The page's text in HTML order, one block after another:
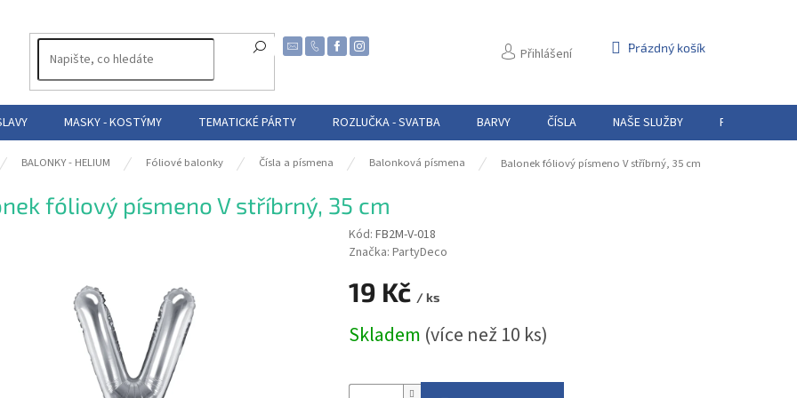
Přihlášení
NÁKUPNÍ
Prázdný košík
MASKY - KOSTÝMY TEMATICKÉ PÁRTY ROZLUČKA - SVATBA BARVY ČÍSLA NAŠE SLUŽBY PŮJČOVNA
BALONKY - HELIUM Fóliové balonky Čísla a písmena Balonková písmena Balonek fóliový písmeno V stříbrný, 35 cm
fóliový písmeno V stříbrný, 35 cm
Kód: FB2M-V-018
Značka: PartyDeco
19 Kč / ks
cena:
Skladem (více než 10 ks)